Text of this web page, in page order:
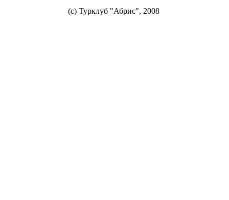
(с) Турклуб "Абрис", 2008